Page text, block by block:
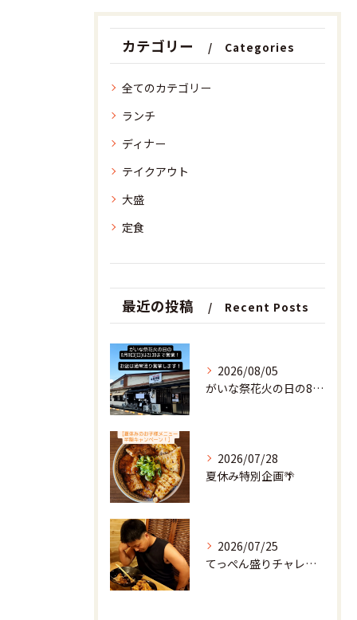
カテゴリー Categories
全てのカテゴリー
ランチ
ディナー
テイクアウト
大盛
定食
最近の投稿 Recent Posts
2026/08/05
がいな祭花火の日の8月9日(日)は
2026/07/28
夏休み特別企画🌴
2026/07/25
てっぺん盛りチャレンジャーの結果は、